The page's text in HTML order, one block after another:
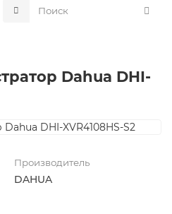
Dahua DHI-
Производитель
DAHUA